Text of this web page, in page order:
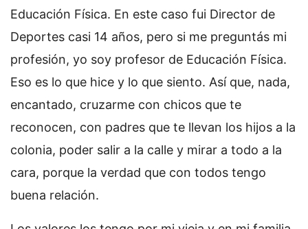
Educación Física. En este caso fui Director de
Deportes casi 14 años, pero si me preguntás mi
profesión, yo soy profesor de Educación Física.
Eso es lo que hice y lo que siento. Así que, nada,
encantado, cruzarme con chicos que te
reconocen, con padres que te llevan los hijos a la
colonia, poder salir a la calle y mirar a todo a la
cara, porque la verdad que con todos tengo
buena relación.